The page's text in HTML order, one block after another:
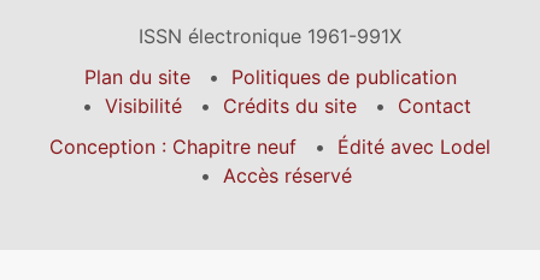
ISSN électronique 1961-991X
Plan du site
Politiques de publication
Visibilité
Crédits du site
Contact
Conception : Chapitre neuf
Édité avec Lodel
Accès réservé